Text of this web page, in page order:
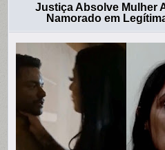
Justiça Absolve Mulher
Namorado em